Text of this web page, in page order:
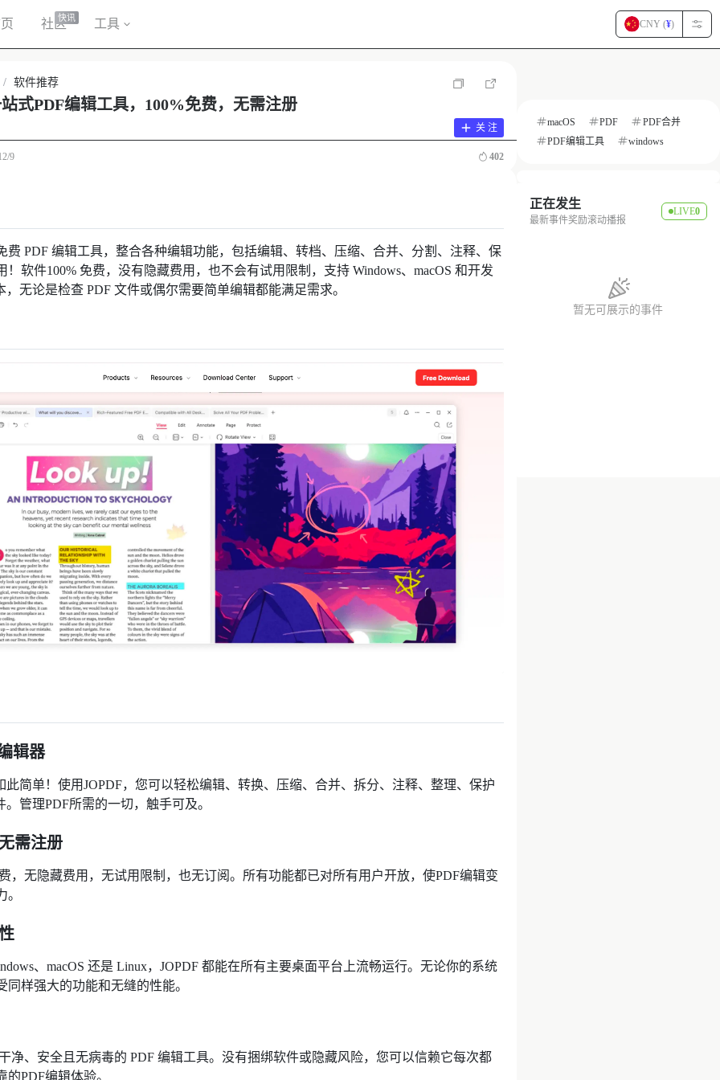
社区快讯 工具 CNY (¥)
/ 软件推荐
式PDF编辑工具，100%免费，无需注册
关 注
9 402
费 PDF 编辑工具，整合各种编辑功能，包括编辑、转档、压缩、合并、分割、注释、保
！软件100% 免费，没有隐藏费用，也不会有试用限制，支持 Windows、macOS 和开发
，无论是检查 PDF 文件或偶尔需要简单编辑都能满足需求。
辑器
此简单！使用JOPDF，您可以轻松编辑、转换、压缩、合并、拆分、注释、整理、保护
。管理PDF所需的一切，触手可及。
需注册
，无隐藏费用，无试用限制，也无订阅。所有功能都已对所有用户开放，使PDF编辑变
。
、macOS 还是 Linux，JOPDF 都能在所有主要桌面平台上流畅运行。无论你的系统
同样强大的功能和无缝的性能。
净、安全且无病毒的 PDF 编辑工具。没有捆绑软件或隐藏风险，您可以信赖它每次都
的PDF编辑体验。
macOS PDF
PDF合并
PDF编辑工具
windows
正在发生
最新事件奖励滚动播报
LIVE0
暂无可展示的事件